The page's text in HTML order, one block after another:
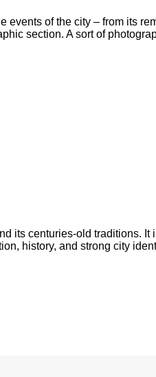
of the city – from its
section. A sort of
its centuries-old traditions.
history, and strong city